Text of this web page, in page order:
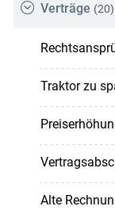
Verträge (20)
Traktor zu
Alte